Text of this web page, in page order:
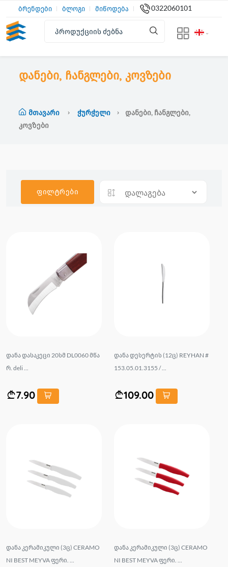
ბრენდები ბლოგი მიწოდება 0322060101
დანები, ჩანგლები, კოვზები
Მთავარი Ჭურჭელი
Დანები, Ჩანგლები,
Კოვზები
ფილტრები
დანა დასაკეცი 20სმ DL0060 მწა
რ. deli ...
7.90
დანა დესერტის (12ც) REYHAN #
153.05.01.3155 / ...
109.00
დანა კერამიკული (3ც) CERAMO
NI BEST MEYVA ფერი. ...
დანა კერამიკული (3ც) CERAMO
NI BEST MEYVA ფერი. ...